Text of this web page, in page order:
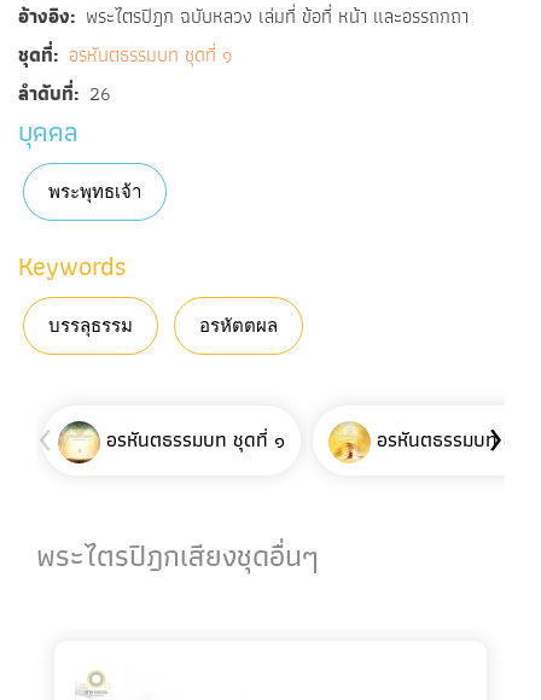
อ้างอิง พระไตรปิฎก ฉบับหลวง เล่มที่ ข้อที่ หน้า และอรรถกถา
ชุดที่ อรหันตธรรมบท ชุดที่ ๑
ลำดับที่ 26
บุคคล
พระพุทธเจ้า
Keywords
บรรลุธรรม อรหัตตผล
อรหันตธรรมบท ชุดที่ ๑ อรหันตธรรมบท ชุด
‹ ›
พระไตรปิฎกเสียงชุดอื่นๆ